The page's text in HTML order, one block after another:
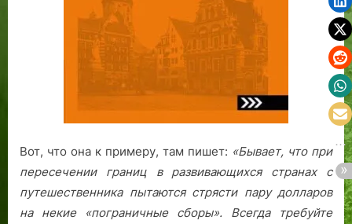
Вот, что она к примеру, там пишет: «Бывает, что при
пересечении границ в развивающихся странах с
путешественника пытаются стрясти пару долларов
на некие «пограничные сборы». Всегда требуйте